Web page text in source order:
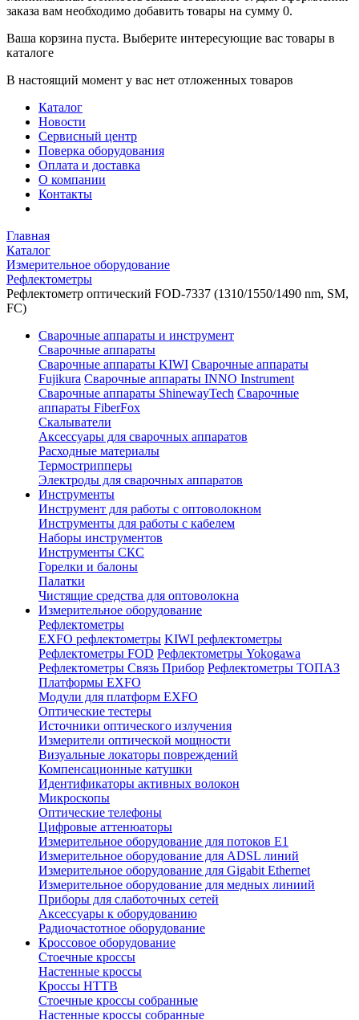
заказа вам необходимо добавить товары на сумму 0.
Ваша корзина пуста. Выберите интересующие вас товары в
каталоге
В настоящий момент у вас нет отложенных товаров
Каталог
Новости
Сервисный центр
Поверка оборудования
Оплата и доставка
О компании
Контакты
Главная
Каталог
Измерительное оборудование
Рефлектометры
Рефлектометр оптический FOD-7337 (1310/1550/1490 nm, SM,
FC)
Сварочные аппараты и инструмент
Сварочные аппараты
Сварочные аппараты KIWI Сварочные аппараты
Fujikura Сварочные аппараты INNO Instrument
Сварочные аппараты ShinewayTech Cварочные
аппараты FiberFox
Скалыватели
Аксессуары для сварочных аппаратов
Расходные материалы
Термострипперы
Электроды для сварочных аппаратов
Инструменты
Инструмент для работы с оптоволокном
Инструменты для работы с кабелем
Наборы инструментов
Инструменты СКС
Горелки и балоны
Палатки
Чистящие средства для оптоволокна
Измерительное оборудование
Рефлектометры
EXFO рефлектометры KIWI рефлектометры
Рефлектометры FOD Рефлектометры Yokogawa
Рефлектометры Связь Прибор Рефлектометры ТОПАЗ
Платформы EXFO
Модули для платформ EXFO
Оптические тестеры
Источники оптического излучения
Измерители оптической мощности
Визуальные локаторы повреждений
Компенсационные катушки
Идентификаторы активных волокон
Микроскопы
Оптические телефоны
Цифровые аттенюаторы
Измерительное оборудование для потоков Е1
Измерительное оборудование для ADSL линий
Измерительное оборудование для Gigabit Ethernet
Измерительное оборудование для медных линиий
Приборы для слаботочных сетей
Аксессуары к оборудованию
Радиочастотное оборудование
Кроссовое оборудование
Стоечные кроссы
Настенные кроссы
Кроссы HTTB
Стоечные кроссы собранные
Настенные кроссы собранные